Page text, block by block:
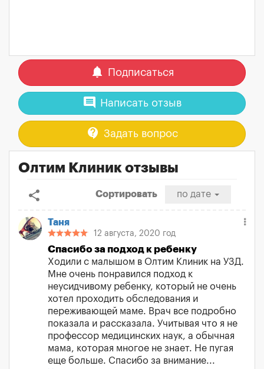
notifications Подписаться
comment Написать отзыв
contact_support Задать вопрос
Олтим Клиник отзывы
share
Сортировать по дате
Таня
12 августа, 2020 год
Спасибо за подход к ребенку
Ходили с малышом в Олтим Клиник на УЗД.
Мне очень понравился подход к
неусидчивому ребенку, который не очень
хотел проходить обследования и
переживающей маме. Врач все подробно
показала и рассказала. Учитывая что я не
профессор медицинских наук, а обычная
мама, которая многое не знает. Не пугая
еще больше. Спасибо за внимание...